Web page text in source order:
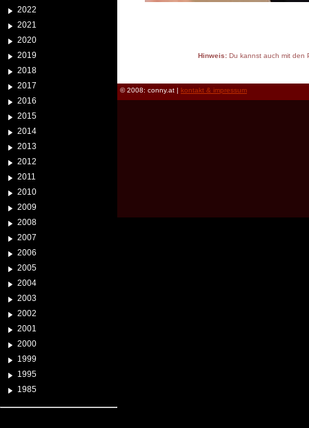
2022
2021
2020
2019
2018
2017
2016
2015
2014
2013
2012
2011
2010
2009
2008
2007
2006
2005
2004
2003
2002
2001
2000
1999
1995
1985
Hinweis:Du kannst auch mit den
© 2008: conny.at | kontakt & impressum